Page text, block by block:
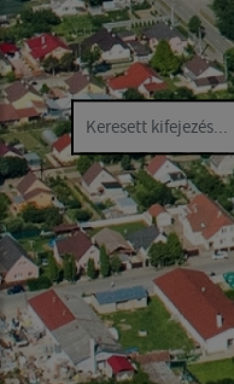
Keresett kifejezés...